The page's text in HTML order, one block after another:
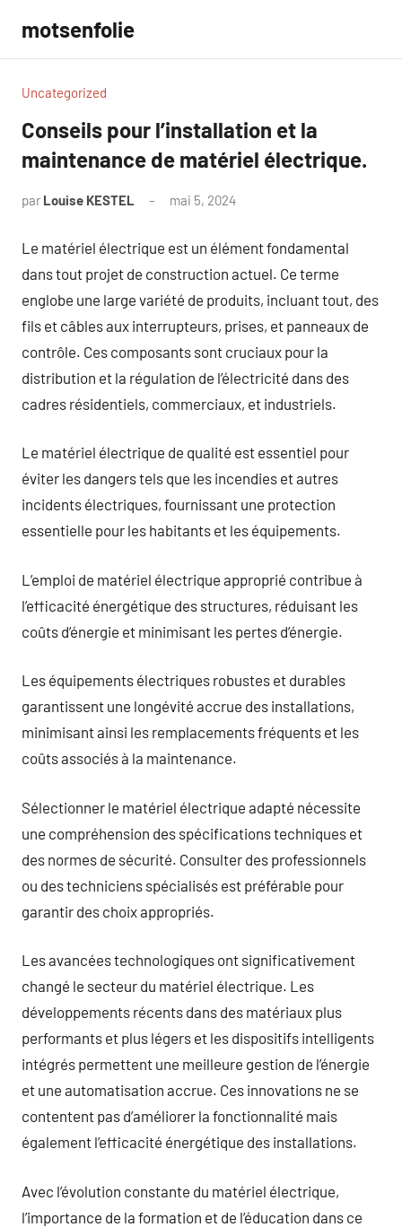
contenu
motsenfolie
Uncategorized
Conseils pour l’installation et la
maintenance de matériel électrique.
par Louise KESTEL mai 5, 2024
Le matériel électrique est un élément fondamental
dans tout projet de construction actuel. Ce terme
englobe une large variété de produits, incluant tout, des
fils et câbles aux interrupteurs, prises, et panneaux de
contrôle. Ces composants sont cruciaux pour la
distribution et la régulation de l’électricité dans des
cadres résidentiels, commerciaux, et industriels.
Le matériel électrique de qualité est essentiel pour
éviter les dangers tels que les incendies et autres
incidents électriques, fournissant une protection
essentielle pour les habitants et les équipements.
L’emploi de matériel électrique approprié contribue à
l’efficacité énergétique des structures, réduisant les
coûts d’énergie et minimisant les pertes d’énergie.
Les équipements électriques robustes et durables
garantissent une longévité accrue des installations,
minimisant ainsi les remplacements fréquents et les
coûts associés à la maintenance.
Sélectionner le matériel électrique adapté nécessite
une compréhension des spécifications techniques et
des normes de sécurité. Consulter des professionnels
ou des techniciens spécialisés est préférable pour
garantir des choix appropriés.
Les avancées technologiques ont significativement
changé le secteur du matériel électrique. Les
développements récents dans des matériaux plus
performants et plus légers et les dispositifs intelligents
intégrés permettent une meilleure gestion de l’énergie
et une automatisation accrue. Ces innovations ne se
contentent pas d’améliorer la fonctionnalité mais
également l’efficacité énergétique des installations.
Avec l’évolution constante du matériel électrique,
l’importance de la formation et de l’éducation dans ce